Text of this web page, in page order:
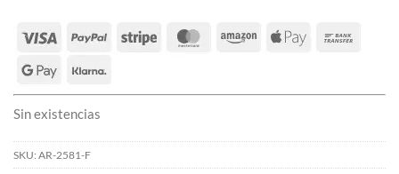
Sin existencias
SKU: AR-2581-F